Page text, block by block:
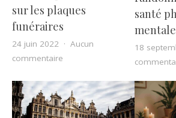
sur les plaques
funéraires
24 juin 2022
Aucun
commentaire sur Tout ce qu’il faut savoir
santé
mentale
18